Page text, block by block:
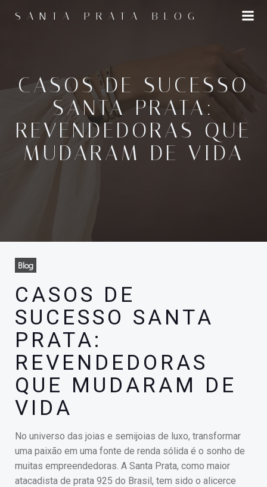
para
SANTA PRATA BLOG
CASOS DE SUCESSO
SANTA PRATA:
REVENDEDORAS QUE
MUDARAM DE VIDA
Blog
CASOS DE
SUCESSO SANTA
PRATA:
REVENDEDORAS
QUE MUDARAM DE
VIDA
No universo das joias e semijoias de luxo, transformar
uma paixão em uma fonte de renda sólida é o sonho de
muitas empreendedoras. A Santa Prata, como maior
atacadista de prata 925 do Brasil, tem sido o alicerce